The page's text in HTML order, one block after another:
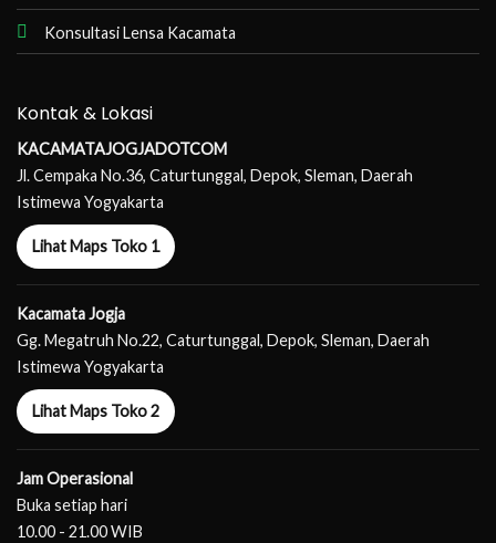
Konsultasi Lensa Kacamata
Kontak & Lokasi
KACAMATAJOGJADOTCOM
Jl. Cempaka No.36, Caturtunggal, Depok, Sleman, Daerah
Istimewa Yogyakarta
Lihat Maps Toko 1
Kacamata Jogja
Gg. Megatruh No.22, Caturtunggal, Depok, Sleman, Daerah
Istimewa Yogyakarta
Lihat Maps Toko 2
Jam Operasional
Buka setiap hari
10.00 - 21.00 WIB